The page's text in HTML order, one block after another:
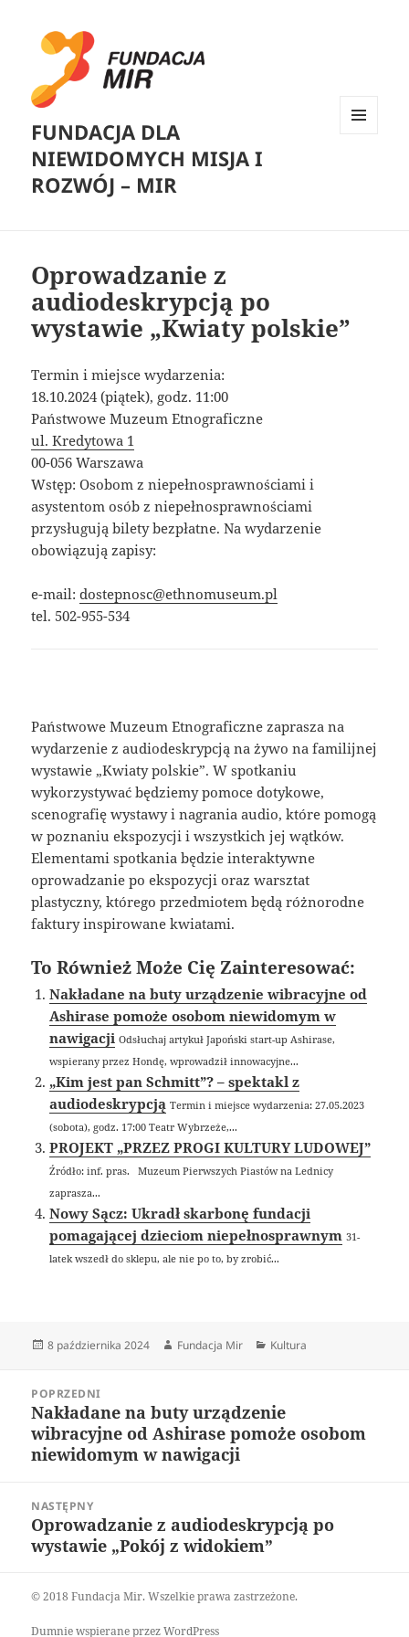
FUNDACJA DLA
NIEWIDOMYCH MISJA I
ROZWÓJ – MIR
Oprowadzanie z
audiodeskrypcją po
wystawie „Kwiaty polskie”
Termin i miejsce wydarzenia:
18.10.2024 (piątek), godz. 11:00
Państwowe Muzeum Etnograficzne
ul. Kredytowa 1
00-056 Warszawa
Wstęp: Osobom z niepełnosprawnościami i
asystentom osób z niepełnosprawnościami
przysługują bilety bezpłatne. Na wydarzenie
obowiązują zapisy:
e-mail:dostepnosc@ethnomuseum.pl
tel. 502-955-534
Państwowe Muzeum Etnograficzne zaprasza na
wydarzenie z audiodeskrypcją na żywo na familijnej
wystawie „Kwiaty polskie”. W spotkaniu
wykorzystywać będziemy pomoce dotykowe,
scenografię wystawy i nagrania audio, które pomogą
w poznaniu ekspozycji i wszystkich jej wątków.
Elementami spotkania będzie interaktywne
oprowadzanie po ekspozycji oraz warsztat
plastyczny, którego przedmiotem będą różnorodne
faktury inspirowane kwiatami.
To Również Może Cię Zainteresować:
Nakładane na buty urządzenie wibracyjne od
Ashirase pomoże osobom niewidomym w
nawigacji Odsłuchaj artykuł Japoński start-up Ashirase,
wspierany przez Hondę, wprowadził innowacyjne...
„Kim jest pan Schmitt”? – spektakl z
audiodeskrypcją Termin i miejsce wydarzenia: 27.05.2023
(sobota), godz. 17:00 Teatr Wybrzeże,...
PROJEKT „PRZEZ PROGI KULTURY LUDOWEJ”
Źródło: inf. pras. Muzeum Pierwszych Piastów na Lednicy
zaprasza...
Nowy Sącz: Ukradł skarbonę fundacji
pomagającej dzieciom niepełnosprawnym 31-
latek wszedł do sklepu, ale nie po to, by zrobić...
Data
8 października 2024 Autor
Fundacja Mir Kategorie
Kultura
wpisuPOPRZEDNI
Poprzedni
wpis:
Nakładane na buty urządzenie
wibracyjne od Ashirase pomoże osobom
niewidomym w nawigacji
NASTĘPNY
Następny
wpis:
Oprowadzanie z audiodeskrypcją po
wystawie „Pokój z widokiem”
© 2018 Fundacja Mir. Wszelkie prawa zastrzeżone.
Dumnie wspierane przez WordPress